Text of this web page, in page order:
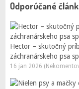
Odporúčané
Hector – skutočný
záchranárskeho psa
16 jan 2026